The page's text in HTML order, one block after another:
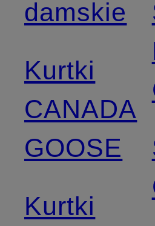
damskie
Kurtki
CANADA
GOOSE
Kurtki